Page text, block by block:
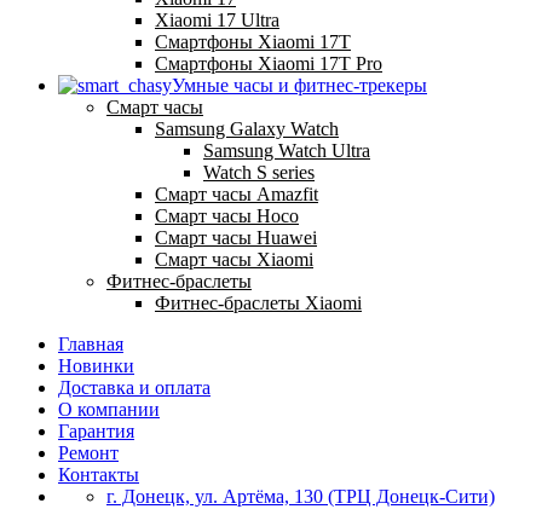
Xiaomi 17 Ultra
Смартфоны Xiaomi 17Т
Смартфоны Xiaomi 17Т Pro
Умные часы и фитнес-трекеры
Смарт часы
Samsung Galaxy Watch
Samsung Watch Ultra
Watch S series
Смарт часы Amazfit
Смарт часы Hoco
Смарт часы Huawei
Смарт часы Xiaomi
Фитнес-браслеты
Фитнес-браслеты Xiaomi
Главная
Новинки
Доставка и оплата
О компании
Гарантия
Ремонт
Контакты
г. Донецк, ул. Артёма, 130 (ТРЦ Донецк-Сити)